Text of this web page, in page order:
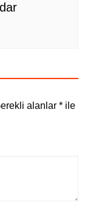
alanlar *ile